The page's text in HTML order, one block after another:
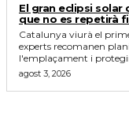
El gran eclipsi
que no es repetirà
Catalunya viurà el
experts recomanen
l'emplaçament i
agost 3, 2026